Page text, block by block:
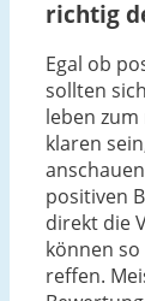
richtig
Egal ob
sollten
leben
klaren
positiven
direkt die
können
reffen.